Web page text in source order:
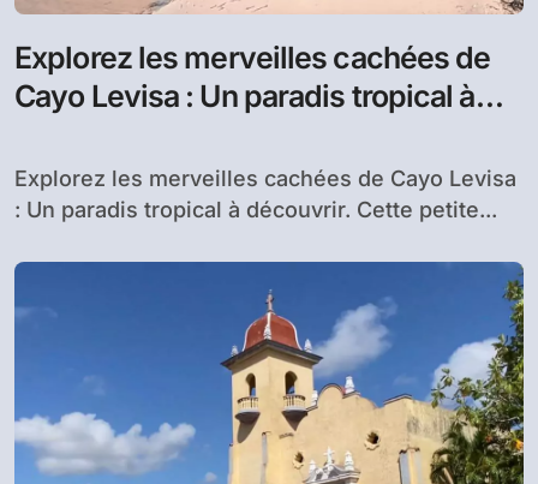
Explorez les merveilles cachées de
Cayo Levisa : Un paradis tropical à
Explorez les merveilles cachées de Cayo Levisa
: Un paradis tropical à découvrir. Cette petite...